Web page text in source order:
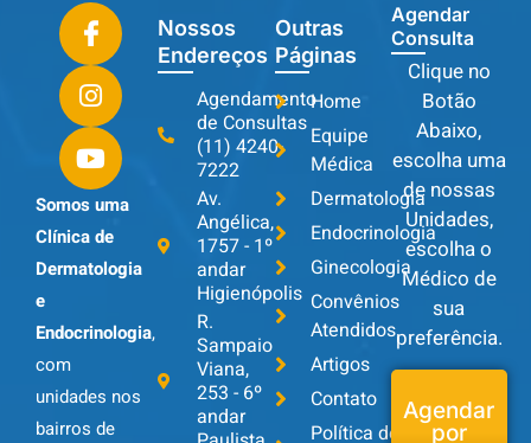
Somos uma
Clínica de
Dermatologia
e
Endocrinologia,
com
unidades nos
bairros de
Nossos
Endereços
Agendamento
de Consultas
(11) 4240-
7222
Av.
Angélica,
1757 - 1º
andar
Higienópolis
R.
Sampaio
Viana,
253 - 6º
andar
Outras
Páginas
Home
Equipe
Médica
Dermatologia
Endocrinologia
Ginecologia
Convênios
Atendidos
Artigos
Contato
Política de
Agendar
Consulta
Clique no
Botão
Abaixo,
escolha uma
de nossas
Unidades,
escolha o
Médico de
sua
preferência.
Agendar
por